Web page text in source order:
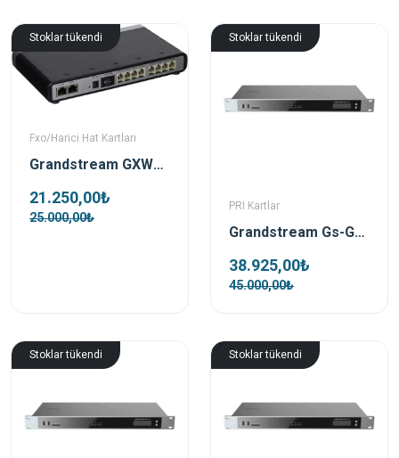
Stoklar tükendi
Fxo/Harici Hat Kartları
Grandstream GXW4108 8 Port Fxo Harici Hat Gateway
21.250,00₺
25.000,00₺
Stoklar tükendi
PRI Kartlar
Grandstream Gs-GXW4501 PRI Hat Gateway
38.925,00₺
45.000,00₺
Stoklar tükendi Stoklar tükendi